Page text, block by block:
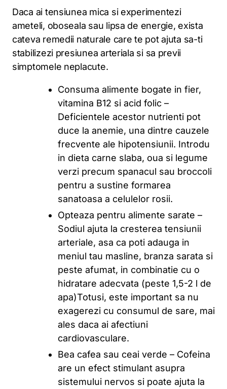
Daca ai tensiunea mica si experimentezi
ameteli, oboseala sau lipsa de energie, exista
cateva remedii naturale care te pot ajuta sa-ti
stabilizezi presiunea arteriala si sa previi
simptomele neplacute.
Consuma alimente bogate in fier,
vitamina B12 si acid folic –
Deficientele acestor nutrienti pot
duce la anemie, una dintre cauzele
frecvente ale hipotensiunii. Introdu
in dieta carne slaba, oua si legume
verzi precum spanacul sau broccoli
pentru a sustine formarea
sanatoasa a celulelor rosii.
Opteaza pentru alimente sarate –
Sodiul ajuta la cresterea tensiunii
arteriale, asa ca poti adauga in
meniul tau masline, branza sarata si
peste afumat, in combinatie cu o
hidratare adecvata (peste 1,5-2 l de
apa)Totusi, este important sa nu
exagerezi cu consumul de sare, mai
ales daca ai afectiuni
cardiovasculare.
Bea cafea sau ceai verde – Cofeina
are un efect stimulant asupra
sistemului nervos si poate ajuta la